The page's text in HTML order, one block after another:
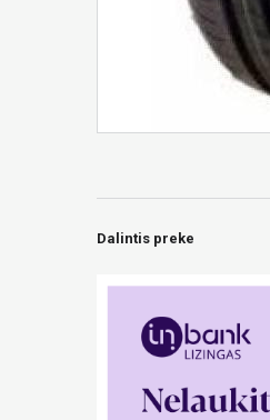
Dalintis preke